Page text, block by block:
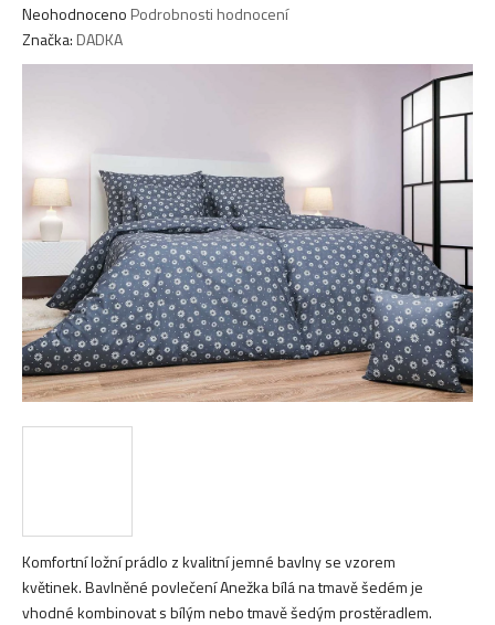
Komfortní ložní prádlo z kvalitní jemné bavlny se vzorem
květinek. Bavlněné povlečení Anežka bílá na tmavě šedém je
vhodné kombinovat s bílým nebo tmavě šedým prostěradlem.
Průměrné
hodnocení
produktu
hvězdiček.
Neohodnoceno Podrobnosti hodnocení
Značka: DADKA